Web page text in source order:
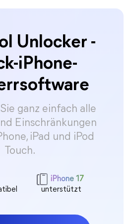
Unlocker -
iPhone-
ganz einfach alle
Einschränkungen
iPad und iPod
Touch.
iPhone 17
unterstützt